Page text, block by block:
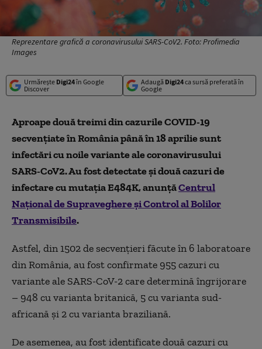
Reprezentare grafică a coronavirusului SARS-CoV2. Foto: Profimedia
Images
Urmărește Digi24în Google
Discover
Adaugă Digi24ca sursă preferată în
Google
Aproape două treimi din cazurile COVID-19
secvențiate în România până în 18 aprilie sunt
infectări cu noile variante ale coronavirusului
SARS-CoV2. Au fost detectate și două cazuri de
infectare cumutațiaE484K, anunțăCentrul
Național de Supraveghere și Control al Bolilor
Transmisibile.
Astfel, din 1502 de secvențieri făcute în 6 laboratoare
din România, au fost confirmate 955 cazuri cu
variante ale SARS-CoV-2 care determină îngrijorare
– 948 cu varianta britanică, 5 cu varianta sud-
africană și 2 cu varianta braziliană.
De asemenea, au fost identificate două cazuri cu